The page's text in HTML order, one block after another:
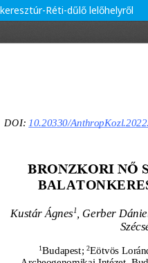
Réti-dűlő lelőhelyről